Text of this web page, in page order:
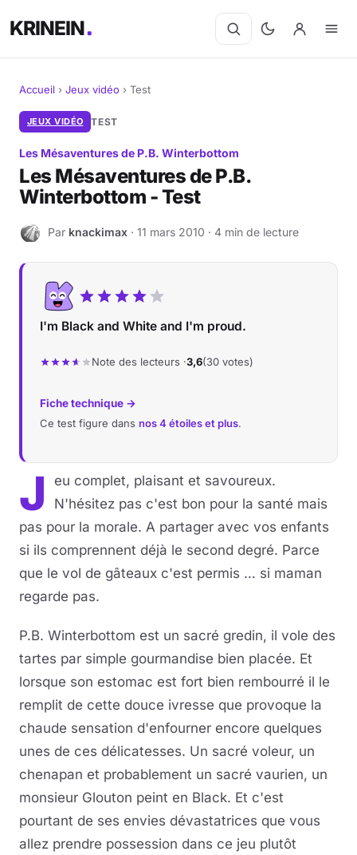
KRINEIN
Cinéma
Séries
Manga
BD
Livres
Jeux vidéo
Sortir
Forum
Accueil › Jeux vidéo › Test
JEUX VIDÉO TEST
Les Mésaventures de P.B. Winterbottom
Les Mésaventures de P.B.
Winterbottom - Test
K Par knackimax · 11 mars 2010 · 4 min de lecture
I'm Black and White and I'm proud.
Note des lecteurs ·3,6(30 votes)
Fiche technique →
Ce test figure dans nos 4 étoiles et plus.
J
eu complet, plaisant et savoureux.
N'hésitez pas c'est bon pour la santé mais
pas pour la morale. A partager avec vos enfants
si ils comprennent déjà le second degré. Parce
que le vol de gâteaux c'est permis … si maman
regarde pas.
P.B. Winterbottom est un sacré gredin, il vole des
tartes par simple gourmandise bien placée. Et
lorsque son estomac est fort bien rembourré il le
remplit de cette douce ivresse que provoque la
chaude sensation d'enfourner encore quelques
unes de ces délicatesses. Un sacré voleur, un
chenapan et probablement un sacré vaurien, un
monsieur Glouton peint en Black. Et c'est
pourtant de ses envies dévastatrices que vous
allez prendre possession dans ce jeu plutôt